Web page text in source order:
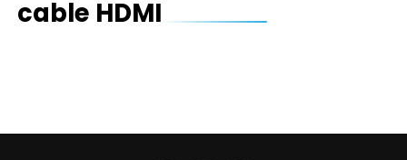
cable HDMI